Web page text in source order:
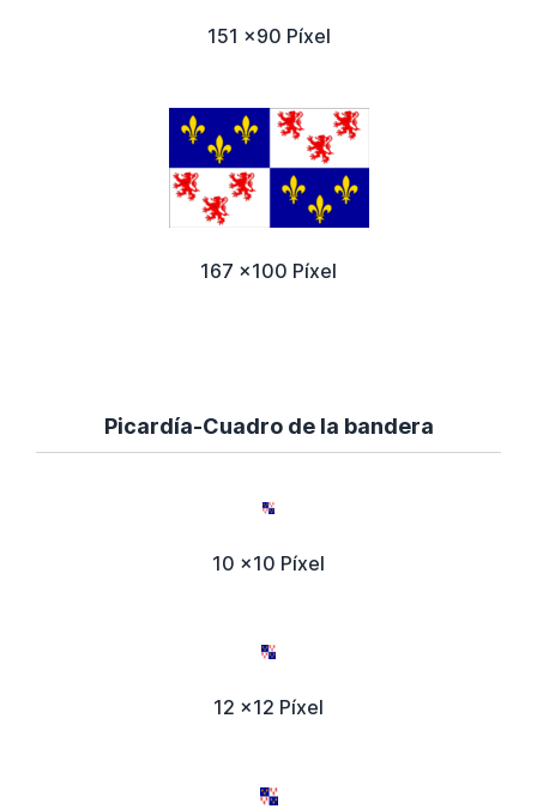
151 x90 Píxel
167 x100 Píxel
Picardía-Cuadro de la bandera
10 x10 Píxel
12 x12 Píxel